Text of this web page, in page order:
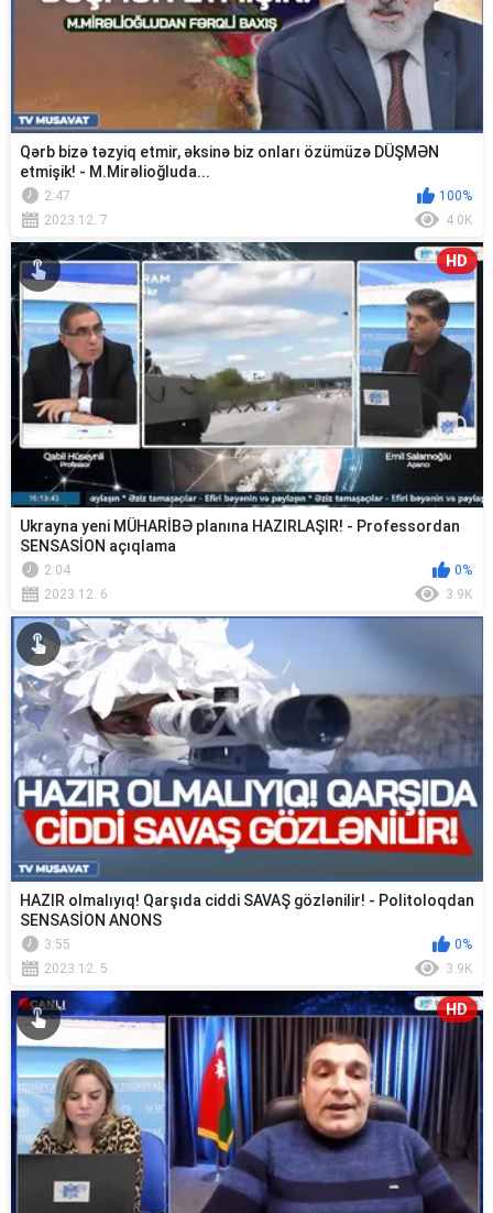
Qərb bizə təzyiq etmir, əksinə biz onları özümüzə DÜŞMƏN
etmişik! - M.Mirəlioğluda...
2:47
100%
2023.12. 7
4.0K
HD
Ukrayna yeni MÜHARİBƏ planına HAZIRLAŞIR! - Professordan
SENSASİON açıqlama
2:04
0%
2023.12. 6
3.9K
HAZIR olmalıyıq! Qarşıda ciddi SAVAŞ gözlənilir! - Politoloqdan
SENSASİON ANONS
3:55
0%
2023.12. 5
3.9K
HD